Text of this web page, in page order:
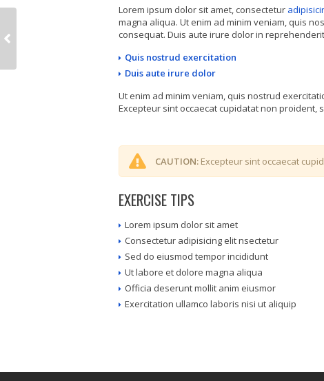
Lorem ipsum dolor sit amet, consectetur
magna aliqua. Ut enim ad minim veniam, quis
consequat. Duis aute irure dolor in
Quis nostrud exercitation
Duis aute irure dolor
Ut enim ad minim veniam, quis nostrud
Excepteur sint occaecat cupidatat non proident,
CAUTION: Excepteur sint occaecat
EXERCISE TIPS
Lorem ipsum dolor sit amet
Consectetur adipisicing elit nsectetur
Sed do eiusmod tempor incididunt
Ut labore et dolore magna aliqua
Officia deserunt mollit anim eiusmor
Exercitation ullamco laboris nisi ut aliquip